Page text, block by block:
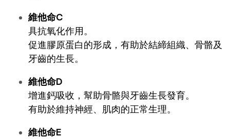
維他命C
具抗氧化作用。
促進膠原蛋白的形成，有助於結締組織、骨骼及
牙齒的生長。
維他命D
增進鈣吸收，幫助骨骼與牙齒生長發育。
有助於維持神經、肌肉的正常生理。
維他命E